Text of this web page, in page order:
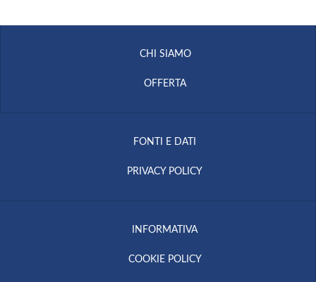
CHI SIAMO
OFFERTA
FONTI E DATI
PRIVACY POLICY
INFORMATIVA
COOKIE POLICY